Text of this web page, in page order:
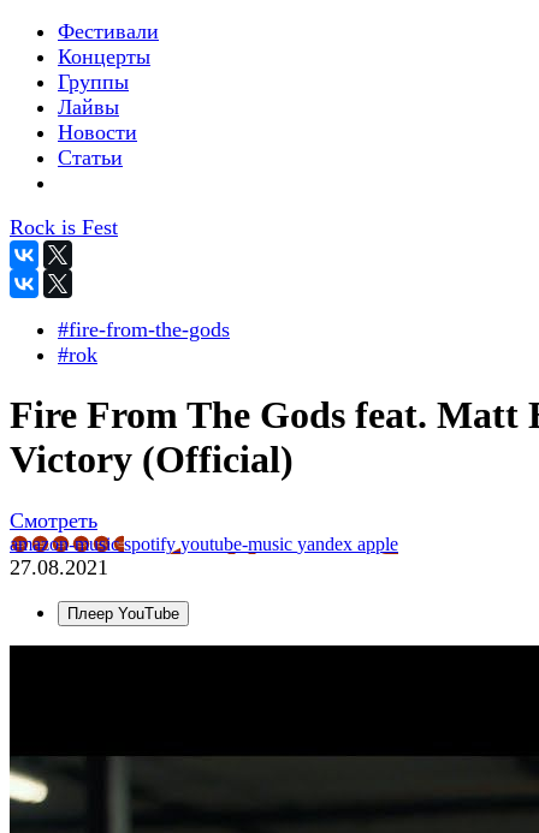
Фестивали
Концерты
Группы
Лайвы
Новости
Статьи
Rock is Fest
#fire-from-the-gods
#rok
Fire From The Gods feat. Matt
Victory (Official)
Смотреть
amazon-musicspotifyyoutube-music yandex apple
27.08.2021
Плеер YouTube